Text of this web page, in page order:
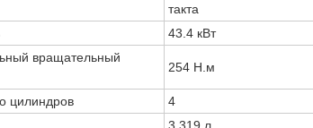
такта
43.4 кВт
вращательный
254 Н.м
цилиндров
4